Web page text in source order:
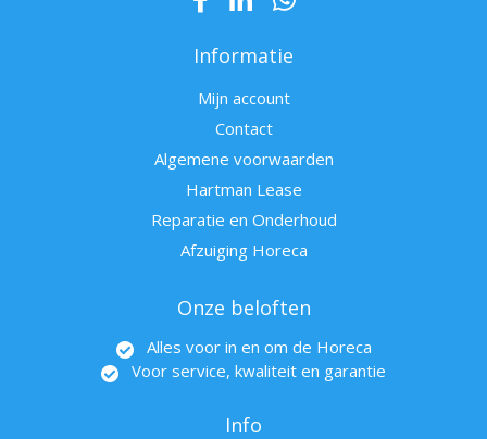
Informatie
Mijn account
Contact
Algemene voorwaarden
Hartman Lease
Reparatie en Onderhoud
Afzuiging Horeca
Onze beloften
Alles voor in en om de Horeca
Voor service, kwaliteit en garantie
Info